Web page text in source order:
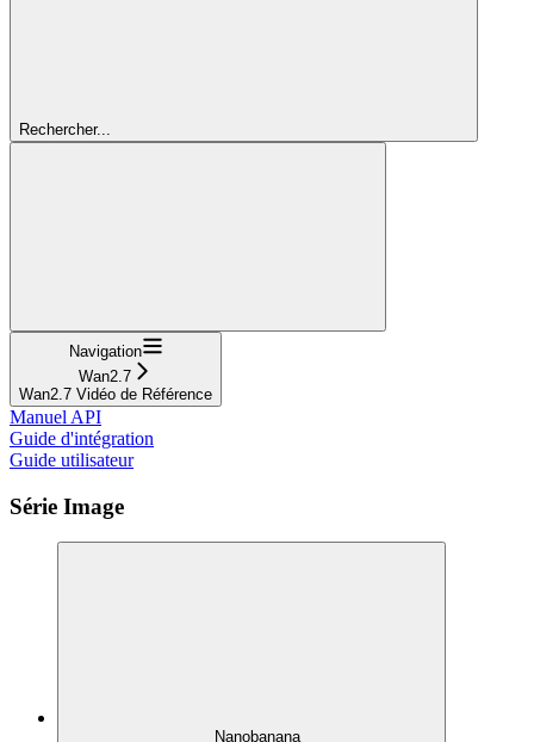
Rechercher...
Navigation
Wan2.7
Wan2.7 Vidéo de Référence
Manuel API
Guide d'intégration
Guide utilisateur
Série Image
Nanobanana